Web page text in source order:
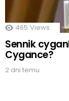
465 Views
Sennik
Cygance?
2 dni temu